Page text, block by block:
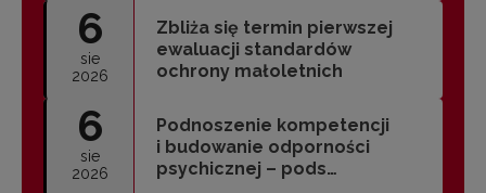
6
sie
2026
Zbliża się termin pierwszej
ewaluacji standardów
ochrony małoletnich
6
sie
2026
Podnoszenie kompetencji
i budowanie odporności
psychicznej – pods…